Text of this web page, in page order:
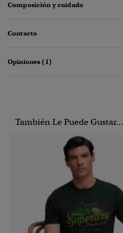
Composición y cuidado
Contacto
Opiniones (1)
También Le Puede Gustar...